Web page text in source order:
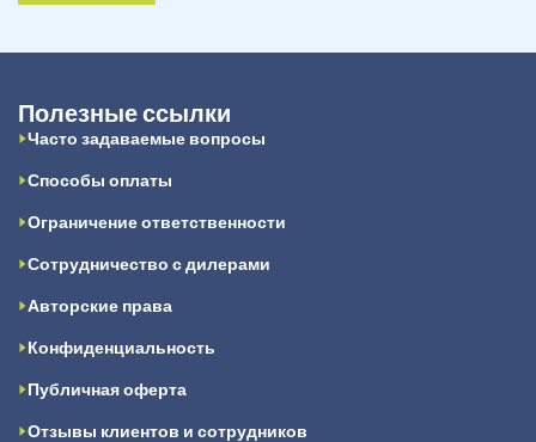
Полезные ссылки
Часто задаваемые вопросы
Способы оплаты
Ограничение ответственности
Сотрудничество с дилерами
Авторские права
Конфиденциальность
Публичная оферта
Отзывы клиентов и сотрудников